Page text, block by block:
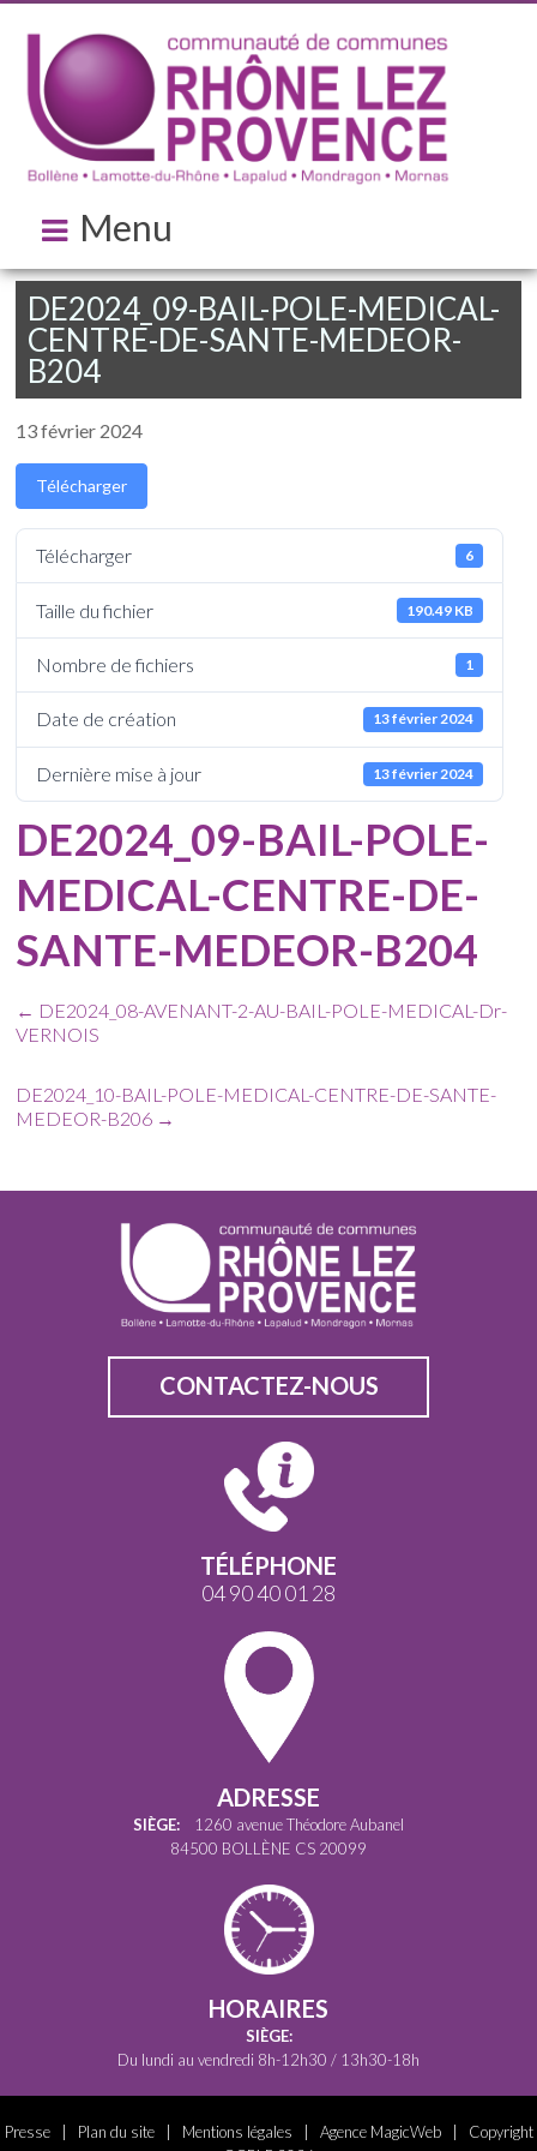
Menu
DE2024_09-BAIL-POLE-MEDICAL-
CENTRE-DE-SANTE-MEDEOR-
B204
13 février 2024
Télécharger
Télécharger 6
Taille du fichier 190.49 KB
Nombre de fichiers 1
Date de création 13 février 2024
Dernière mise à jour 13 février 2024
DE2024_09-BAIL-POLE-
MEDICAL-CENTRE-DE-
SANTE-MEDEOR-B204
← DE2024_08-AVENANT-2-AU-BAIL-POLE-MEDICAL-Dr-
VERNOIS
DE2024_10-BAIL-POLE-MEDICAL-CENTRE-DE-SANTE-
MEDEOR-B206 →
CONTACTEZ-NOUS
TÉLÉPHONE
04 90 40 01 28
ADRESSE
SIÈGE: 1260 avenue Théodore Aubanel
84500 BOLLÈNE CS 20099
HORAIRES
SIÈGE:
Du lundi au vendredi 8h-12h30 / 13h30-18h
Presse| Plan du site| Mentions légales Agence MagicWeb| Copyright